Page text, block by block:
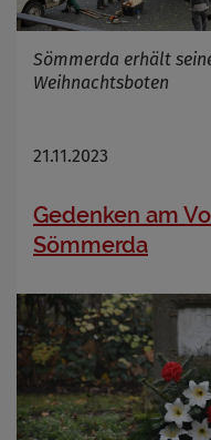
Sömmerda erhält
Weihnachtsboten
21.11.2023
Gedenken am
Sömmerda